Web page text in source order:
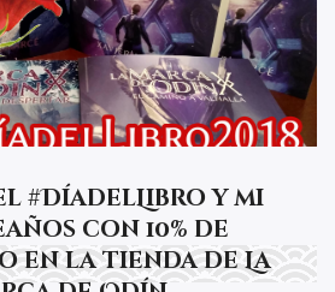
#DíadelLibro y mi
con 10% de
en la tienda de La